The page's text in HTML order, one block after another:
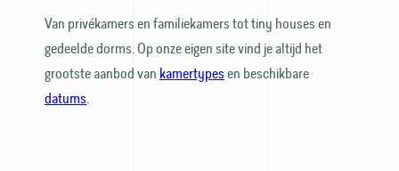
Van privé­kamers en familie­kamers tot tiny houses en
gedeelde dorms. Op onze eigen site vind je altijd het
grootste aanbod van kamer­typesen beschikbare
datums.